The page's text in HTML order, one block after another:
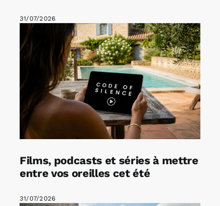
31/07/2026
Films, podcasts et séries à mettre
entre vos oreilles cet été
31/07/2026